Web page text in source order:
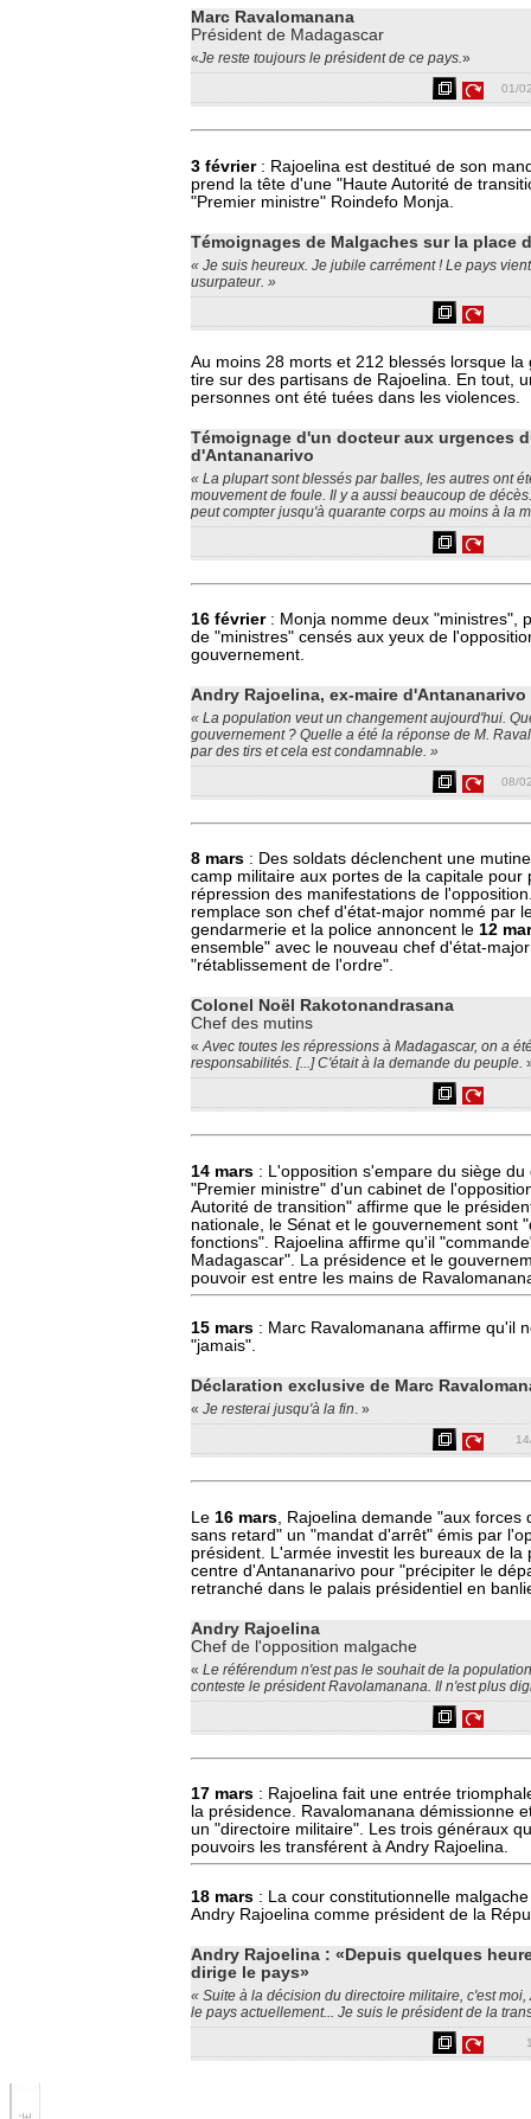
Marc Ravalomanana
Président de Madagascar
«Je reste toujours le président de ce pays.»
01/
3 février: Rajoelina est destitué de son
prend la tête d'une "Haute Autorité de
"Premier ministre" Roindefo Monja.
Témoignages de Malgaches sur la place
« Je suis heureux. Je jubile carrément ! Le pays
usurpateur. »
Au moins 28 morts et 212 blessés lorsque la
tire sur des partisans de Rajoelina. En tout,
personnes ont été tuées dans les violences.
Témoignage d'un docteur aux urgences
d'Antananarivo
« La plupart sont blessés par balles, les autres ont
mouvement de foule. Il y a aussi beaucoup de
peut compter jusqu'à quarante corps au moins à la
16 février: Monja nomme deux "ministres",
de "ministres" censés aux yeux de
gouvernement.
Andry Rajoelina, ex-maire d'Antananarivo
« La population veut un changement aujourd'hui.
gouvernement ? Quelle a été la réponse de M.
par des tirs et cela est condamnable. »
08/
8 mars : Des soldats déclenchent une
camp militaire aux portes de la capitale pour
répression des manifestations de
remplace son chef d'état-major nommé par
gendarmerie et la police annoncent le 12
ensemble" avec le nouveau chef d'état-
"rétablissement de l'ordre".
Colonel Noël Rakotonandrasana
Chef des mutins
«Avec toutes les répressions à Madagascar, on a
responsabilités. [...] C'était à la demande du peuple.
14 mars : L'opposition s'empare du siège
"Premier ministre" d'un cabinet de
Autorité de transition" affirme que le
nationale, le Sénat et le gouvernement sont
fonctions". Rajoelina affirme qu'il
Madagascar". La présidence et le
pouvoir est entre les mains de
15 mars : Marc Ravalomanana affirme qu'il
"jamais".
Déclaration exclusive de Marc
« Je resterai jusqu'à la fin. »
Le 16 mars , Rajoelina demande "aux
sans retard" un "mandat d'arrêt" émis par
président. L'armée investit les bureaux de la
centre d'Antananarivo pour "précipiter le
retranché dans le palais présidentiel en
Andry Rajoelina
Chef de l'opposition malgache
« Le référendum n'est pas le souhait de la
conteste le président Ravolamanana. Il n'est plus
17 mars : Rajoelina fait une entrée
la présidence. Ravalomanana démissionne
un "directoire militaire". Les trois généraux
pouvoirs les transférent à Andry Rajoelina.
18 mars : La cour constitutionnelle
Andry Rajoelina comme président de la
Andry Rajoelina : «Depuis quelques
dirige le pays»
« Suite à la décision du directoire militaire, c'est
le pays actuellement... Je suis le président de la